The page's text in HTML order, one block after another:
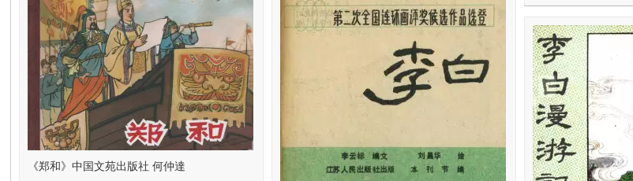
《郑和》中国文苑出版社 何仲達